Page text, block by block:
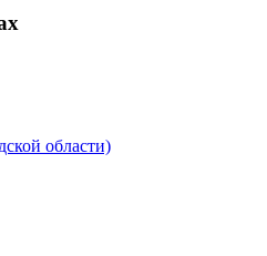
области)